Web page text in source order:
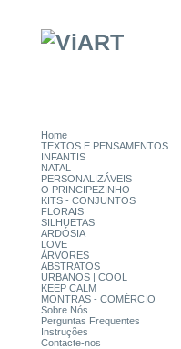
Home
TEXTOS E PENSAMENTOS
INFANTIS
NATAL
PERSONALIZÁVEIS
O PRINCIPEZINHO
KITS - CONJUNTOS
FLORAIS
SILHUETAS
ARDÓSIA
LOVE
ÁRVORES
ABSTRATOS
URBANOS | COOL
KEEP CALM
MONTRAS - COMÉRCIO
Sobre Nós
Perguntas Frequentes
Instruções
Contacte-nos